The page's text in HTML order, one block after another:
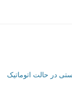
در حالت اتوماتیک